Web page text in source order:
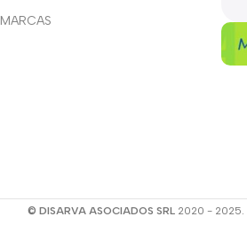
MARCAS
© DISARVA ASOCIADOS SRL 2020 - 2025.